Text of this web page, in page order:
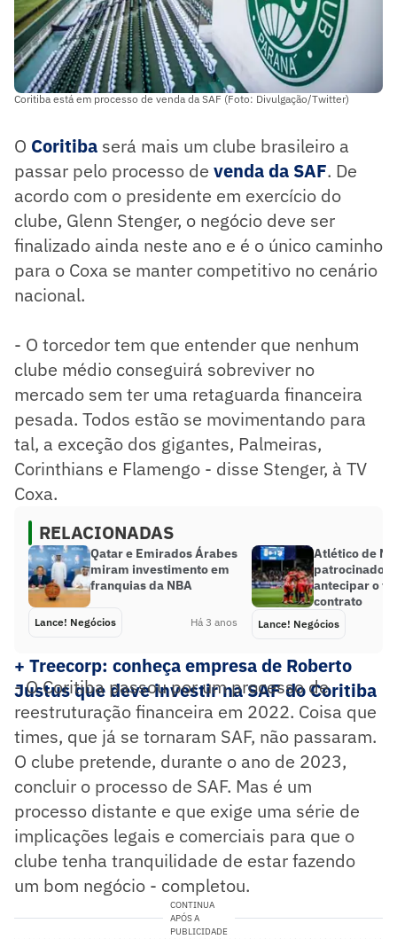
Coritiba está em processo de venda da SAF (Foto: Divulgação/Twitter)
O Coritiba será mais um clube brasileiro a
passar pelo processo de venda da SAF. De
acordo com o presidente em exercício do
clube, Glenn Stenger, o negócio deve ser
finalizado ainda neste ano e é o único caminho
para o Coxa se manter competitivo no cenário
nacional.
- O torcedor tem que entender que nenhum
clube médio conseguirá sobreviver no
mercado sem ter uma retaguarda financeira
pesada. Todos estão se movimentando para
tal, a exceção dos gigantes, Palmeiras,
Corinthians e Flamengo - disse Stenger, à TV
Coxa.
RELACIONADAS
Qatar e Emirados Árabes
miram investimento em
franquias da NBA
Lance! Negócios Há 3 anos
Atlético de
patrocinador
antecipar o
contrato
Lance! Negócios
+ Treecorp: conheça empresa de Roberto
Justus que deve investir na SAF do Coritiba
- O Coritiba passou por um processo de
reestruturação financeira em 2022. Coisa que
times, que já se tornaram SAF, não passaram.
O clube pretende, durante o ano de 2023,
concluir o processo de SAF. Mas é um
processo distante e que exige uma série de
implicações legais e comerciais para que o
clube tenha tranquilidade de estar fazendo
um bom negócio - completou.
CONTINUA
APÓS A
PUBLICIDADE